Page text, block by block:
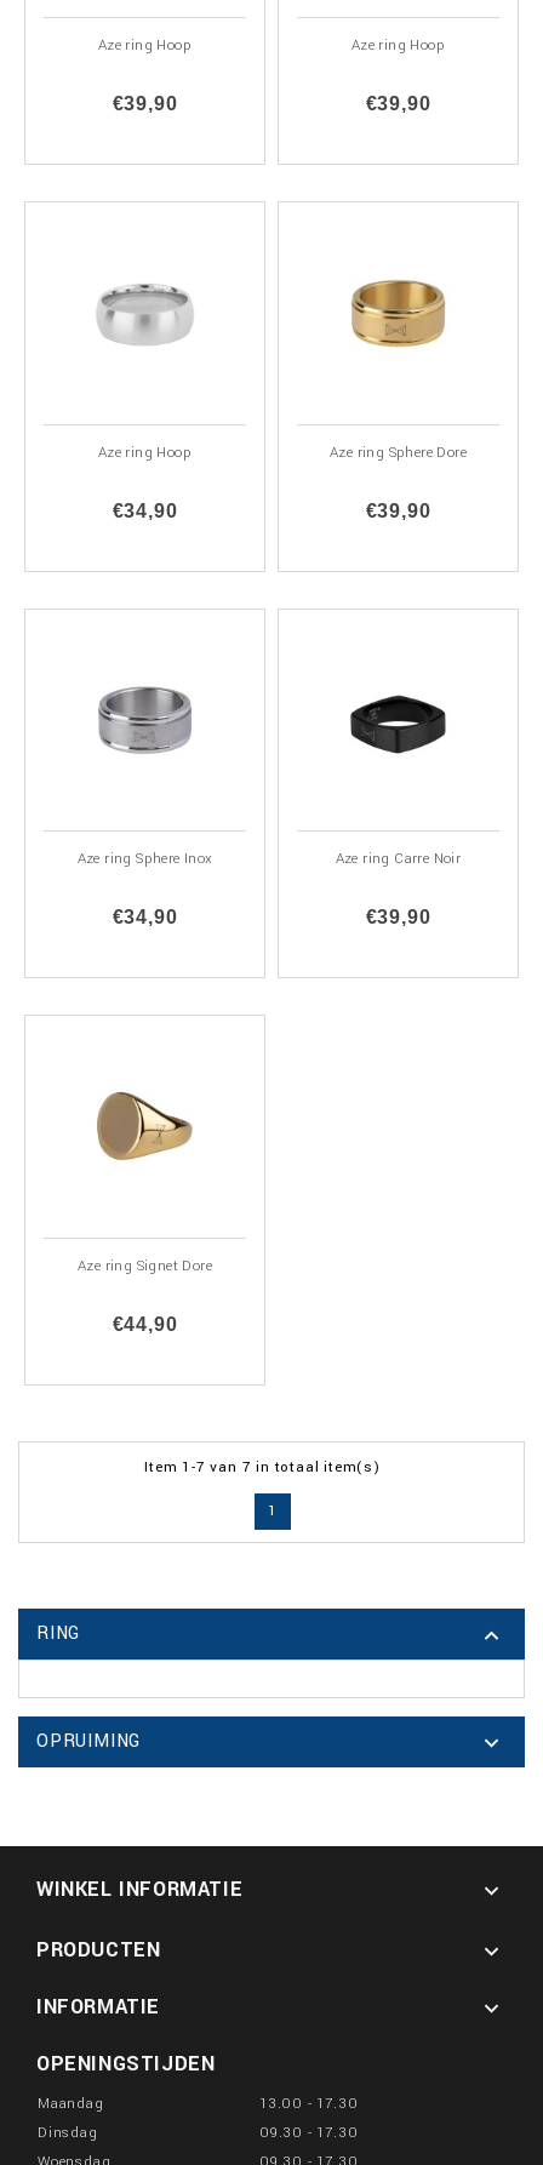
Aze ring Hoop
€39,90
Aze ring Hoop
€39,90
Aze ring Hoop
€34,90
Aze ring Sphere Dore
€39,90
Aze ring Sphere Inox
€34,90
Aze ring Carre Noir
€39,90
Aze ring Signet Dore
€44,90
Item 1-7 van 7 in totaal item(s)
1
RING 
OPRUIMING 
WINKEL INFORMATIE 
PRODUCTEN

INFORMATIE

OPENINGSTIJDEN
Maandag
13.00 - 17.30
Dinsdag
09.30 - 17.30